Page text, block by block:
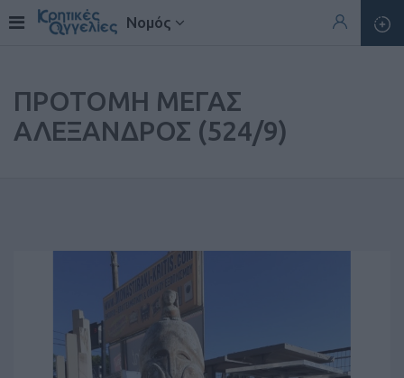
Νομός
ΠΡΟΤΟΜΗ ΜΕΓΑΣ
ΑΛΕΞΑΝΔΡΟΣ (524/9)